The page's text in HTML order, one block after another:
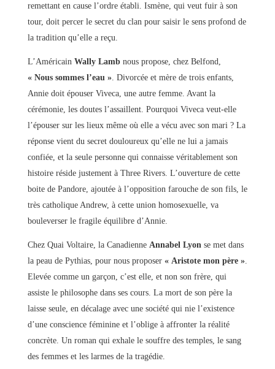
remettant en cause l’ordre établi. Ismène, qui veut fuir à son
tour, doit percer le secret du clan pour saisir le sens profond de
la tradition qu’elle a reçu.
L’Américain Wally Lambnous propose, chez Belfond,
« Nous sommes l’eau ». Divorcée et mère de trois enfants,
Annie doit épouser Viveca, une autre femme. Avant la
cérémonie, les doutes l’assaillent. Pourquoi Viveca veut-elle
l’épouser sur les lieux même où elle a vécu avec son mari ? La
réponse vient du secret douloureux qu’elle ne lui a jamais
confiée, et la seule personne qui connaisse véritablement son
histoire réside justement à Three Rivers. L’ouverture de cette
boite de Pandore, ajoutée à l’opposition farouche de son fils, le
très catholique Andrew, à cette union homosexuelle, va
bouleverser le fragile équilibre d’Annie.
Chez Quai Voltaire, la Canadienne Annabel Lyon se met dans
la peau de Pythias, pour nous proposer « Aristote mon père ».
Elevée comme un garçon, c’est elle, et non son frère, qui
assiste le philosophe dans ses cours. La mort de son père la
laisse seule, en décalage avec une société qui nie l’existence
d’une conscience féminine et l’oblige à affronter la réalité
concrète. Un roman qui exhale le souffre des temples, le sang
des femmes et les larmes de la tragédie.